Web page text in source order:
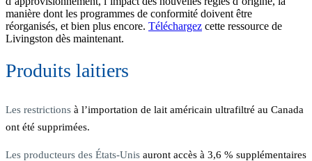
manière dont les programmes de conformité doivent être
réorganisés, et bien plus encore. Téléchargez cette ressource de
Livingston dès maintenant.
Produits laitiers
Les restrictions à l’importation de lait américain ultrafiltré au Canada
ont été supprimées.
Les producteurs des États-Unis auront accès à 3,6 % supplémentaires